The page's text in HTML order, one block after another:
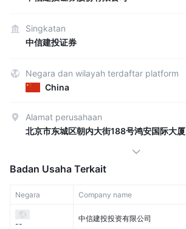
Singkatan
中信建投证券
Negara dan wilayah terdaftar platform
China
Alamat perusahaan
北京市东城区朝内大街188号鸿安国际大厦
Badan Usaha Terkait
Negara Company name
--
中信建投投资有限公司